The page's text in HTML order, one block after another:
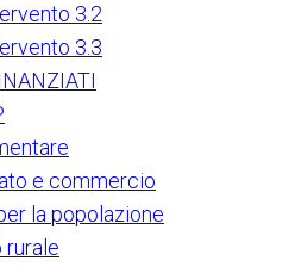
3.2
3.3
e commercio
la popolazione
rurale